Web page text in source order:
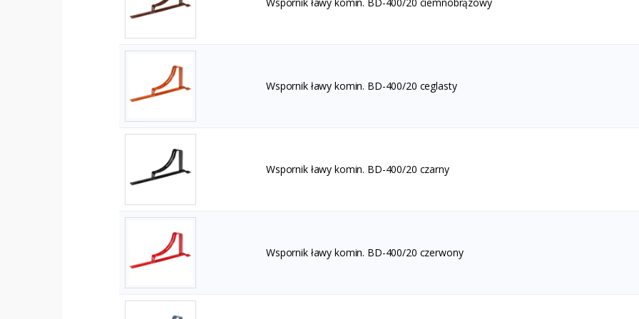
Wspornik ławy komin. BD-400/20 ceglasty
Wspornik ławy komin. BD-400/20 czarny
Wspornik ławy komin. BD-400/20 czerwony